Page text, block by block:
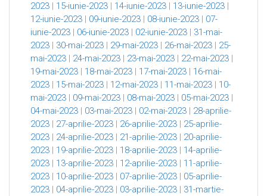
2023 | 15-iunie-2023 | 14-iunie-2023 | 13-iunie-2023 |
12-iunie-2023 | 09-iunie-2023 | 08-iunie-2023 | 07-
iunie-2023 | 06-iunie-2023 | 02-iunie-2023 | 31-mai-
2023 | 30-mai-2023 | 29-mai-2023 | 26-mai-2023 | 25-
mai-2023 | 24-mai-2023 | 23-mai-2023 | 22-mai-2023 |
19-mai-2023 | 18-mai-2023 | 17-mai-2023 | 16-mai-
2023 | 15-mai-2023 | 12-mai-2023 | 11-mai-2023 | 10-
mai-2023 | 09-mai-2023 | 08-mai-2023 | 05-mai-2023 |
04-mai-2023 | 03-mai-2023 | 02-mai-2023 | 28-aprilie-
2023 | 27-aprilie-2023 | 26-aprilie-2023 | 25-aprilie-
2023 | 24-aprilie-2023 | 21-aprilie-2023 | 20-aprilie-
2023 | 19-aprilie-2023 | 18-aprilie-2023 | 14-aprilie-
2023 | 13-aprilie-2023 | 12-aprilie-2023 | 11-aprilie-
2023 | 10-aprilie-2023 | 07-aprilie-2023 | 05-aprilie-
2023 | 04-aprilie-2023 | 03-aprilie-2023 | 31-martie-